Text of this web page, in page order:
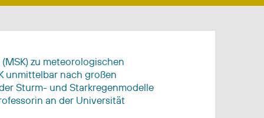
zu meteorologischen
unmittelbar nach großen
Sturm- und Starkregenmodelle
an der Universität